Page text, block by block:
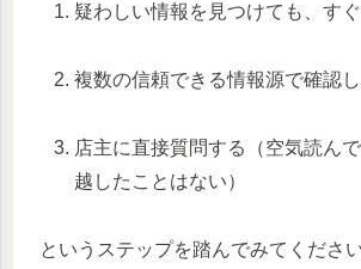
疑わしい情報を見つけても、すぐ
複数の信頼できる情報源で確認し
店主に直接質問する（空気読ん
越したことはない）
というステップを踏んでみてください